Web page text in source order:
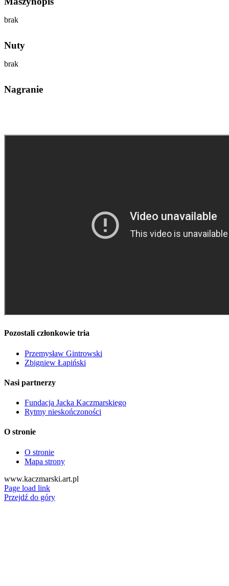
brak
Nuty
brak
Nagranie
Pozostali członkowie tria
Przemysław Gintrowski
Zbigniew Łapiński
Nasi partnerzy
Fundacja Jacka Kaczmarskiego
Rytmy nieskończoności
O stronie
O stronie
Mapa strony
www.kaczmarski.art.pl
Page load link
Przejdź do góry